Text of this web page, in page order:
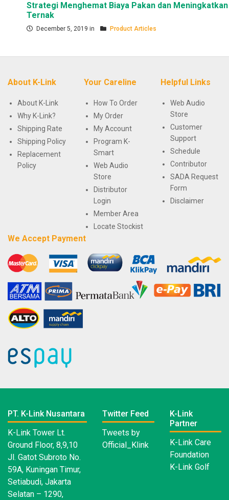
Strategi Menghemat Biaya Pakan dan
Ternak
December 5, 2019 in Product Articles
About K-Link
About K-Link
Why K-Link?
Shipping Rate
Shipping Policy
Replacement
Policy
Your Careline
How To Order
My Order
My Account
Program K-
Smart
Web Audio
Store
Distributor
Login
Member Area
Locate Stockist
Helpful Links
Web Audio
Store
Customer
Support
Schedule
Contributor
SADA Request
Form
Disclaimer
We Accept Payment
PT. K-Link Nusantara
K-Link Tower Lt.
Ground Floor, 8,9,10
Jl. Gatot Subroto No.
59A, Kuningan Timur,
Setiabudi, Jakarta
Selatan – 1290,
Twitter Feed
Tweets by
Official_Klink
K-Link
Partner
K-Link Care
Foundation
K-Link Golf